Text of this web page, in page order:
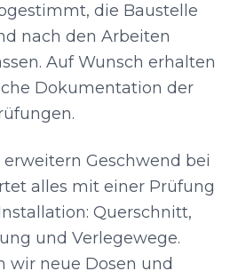
die Baustelle
nach den Arbeiten
Auf Wunsch erhalten
Dokumentation der
Geschwend bei
alles mit einer Prüfung
Querschnitt,
und Verlegewege.
wir neue Dosen und